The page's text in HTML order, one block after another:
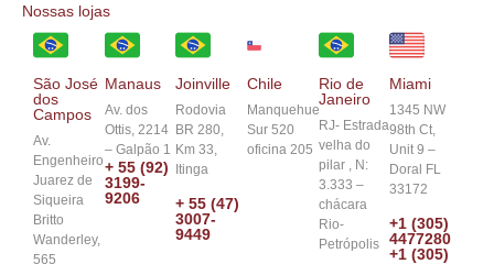
Nossas lojas
São José
dos
Campos
Av.
Engenheiro
Juarez de
Siqueira
Britto
Wanderley,
565
Manaus
Av. dos
Ottis, 2214
– Galpão 1
+ 55 (92)
3199-
9206
Joinville
Rodovia
BR 280,
Km 33,
Itinga
+ 55 (47)
3007-
9449
Chile
Manquehue
Sur 520
oficina 205
Rio de
Janeiro
RJ- Estrada
velha do
pilar , N:
3.333 –
chácara
Rio-
Petrópolis
Miami
1345 NW
98th Ct,
Unit 9 –
Doral FL
33172
+1 (305)
4477280
+1 (305)